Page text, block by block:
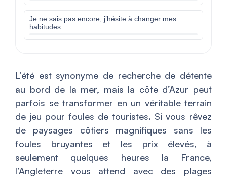
Je ne sais pas encore, j’hésite à changer mes
habitudes
L’été est synonyme de recherche de détente
au bord de la mer, mais la côte d’Azur peut
parfois se transformer en un véritable terrain
de jeu pour foules de touristes. Si vous rêvez
de paysages côtiers magnifiques sans les
foules bruyantes et les prix élevés, à
seulement quelques heures la France,
l’Angleterre vous attend avec des plages